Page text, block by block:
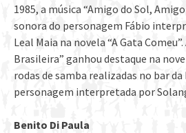
1985, a música “Amigo do Sol,
sonora do personagem Fábio
Leal Maia na novela “A Gata
Brasileira” ganhou destaque na
rodas de samba realizadas no bar da
personagem interpretada por
Benito Di Paula